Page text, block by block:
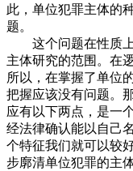
此，单位犯罪主体的
题。
这个问题在性质上
主体研究的范围。在
所以，在掌握了单位
把握应该没有问题。
应有以下两点，是一
经法律确认能以自己
个特征我们就可以较
步廓清单位犯罪的主